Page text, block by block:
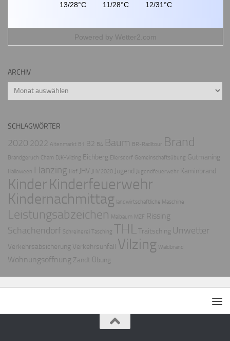
13/28°C 11/28°C 12/31°C
Powered by Wetter2.com
ARCHIV
Archiv
SCHLAGWÖRTER
2020 2022 Altenmarkt B1 B2 B4 Baum BR-Radltour Brand
Brandgeruch Cham DJK-Vilzing Eichberg Ellersdorf Gemeinschaftsübung Gutmaning
Halloween Hanzing Hof JHV JHV 2020 Jugend Jugendfeuerwehr Kaminbrand
Kinder Kinderfeuerwehr
Kindernachmittag landwirtschaftliche Maschine
Leistungsabzeichen Maibaum MZF Rissing
Schachendorf Schreinerei Tasching THLTraitsching Unwetter
Verkehrsabsicherung Verkehrsunfall Vilzing Waldbrand
Wohnungsöffnung Zandt Übung